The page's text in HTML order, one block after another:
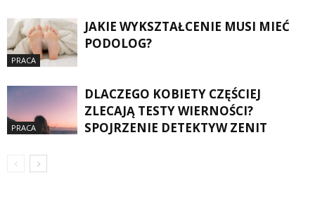
PRACA
JAKIE WYKSZTAŁCENIE MUSI MIEĆ
PODOLOG?
PRACA
DLACZEGO KOBIETY CZĘŚCIEJ
ZLECAJĄ TESTY WIERNOŚCI?
SPOJRZENIE DETEKTYW ZENIT